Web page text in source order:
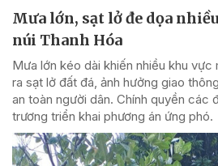
Mưa lớn, sạt lở đe dọa
núi Thanh Hóa
Mưa lớn kéo dài khiến nhiều khu vực
ra sạt lở đất đá, ảnh hưởng giao
an toàn người dân. Chính quyền các
trương triển khai phương án ứng phó.